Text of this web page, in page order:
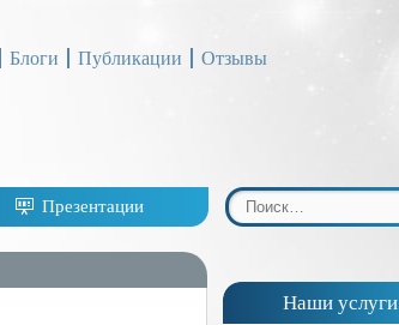
Блоги Публикации Отзывы
Презентации
Наши услуги